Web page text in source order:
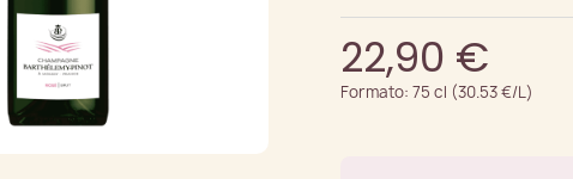
22,90 €
Formato: 75 cl (30.53 €/L)